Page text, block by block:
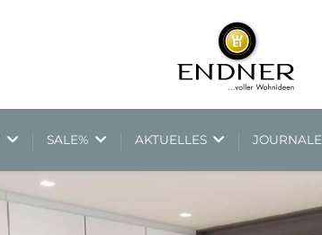
SALE% AKTUELLES JOURNALE